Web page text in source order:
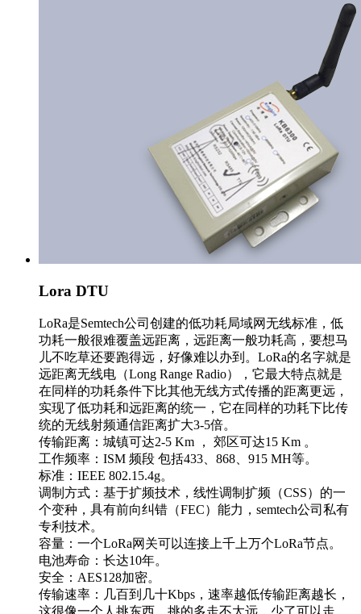
Lora DTU
LoRa是Semtech公司创建的低功耗局域网无线标准，低
功耗一般很难覆盖远距离，远距离一般功耗高，要想马
儿不吃草还要跑得远，好像难以办到。LoRa的名字就是
远距离无线电（Long Range Radio），它最大特点就是
在同样的功耗条件下比其他无线方式传播的距离更远，
实现了低功耗和远距离的统一，它在同样的功耗下比传
统的无线射频通信距离扩大3-5倍。
传输距离：城镇可达2-5 Km ， 郊区可达15 Km 。
工作频率：ISM 频段 包括433、868、915 MH等。
标准：IEEE 802.15.4g。
调制方式：基于扩频技术，线性调制扩频（CSS）的一
个变种，具有前向纠错（FEC）能力，semtech公司私有
专利技术。
容量：一个LoRa网关可以连接上千上万个LoRa节点。
电池寿命：长达10年。
安全：AES128加密。
传输速率：几百到几十Kbps，速率越低传输距离越长，
这很像一个人挑东西，挑的多走不太远，少了可以走